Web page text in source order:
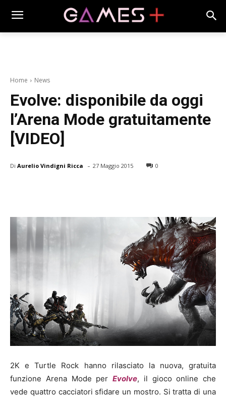
Home News
Evolve: disponibile da oggi
l’Arena Mode gratuitamente
[VIDEO]
Di Aurelio Vindigni Ricca - 27 Maggio 2015 0
2K e Turtle Rock hanno rilasciato la nuova, gratuita
funzione Arena Mode per Evolve, il gioco online che
vede quattro cacciatori sfidare un mostro. Si tratta di una